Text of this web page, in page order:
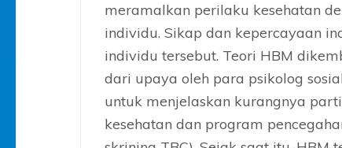
meramalkan perilaku kesehatan
individu. Sikap dan kepercayaan
individu tersebut. Teori HBM
dari upaya oleh para psikolog
untuk menjelaskan kurangnya
kesehatan dan program